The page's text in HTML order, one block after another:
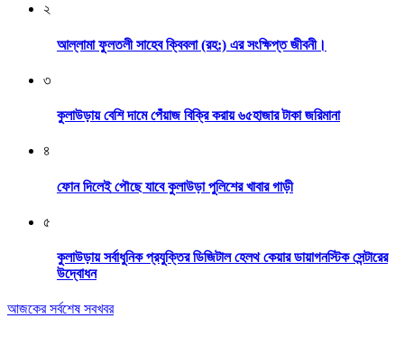
২
আল্লামা ফুলতলী সাহেব ক্বিবলা (রহ:) এর সংক্ষিপ্ত জীবনী।
৩
কুলাউড়ায় বেশি দামে পেঁয়াজ বিক্রি করায় ৬৫হাজার টাকা জরিমানা
৪
ফোন দিলেই পৌছে যাবে কুলাউড়া পুলিশের খাবার গাড়ী
৫
কুলাউড়ায় সর্বাধুনিক প্রযুক্তির ডিজিটাল হেলথ কেয়ার ডায়াগনস্টিক সেন্টারের
উদ্বোধন
আজকের সর্বশেষ সবখবর